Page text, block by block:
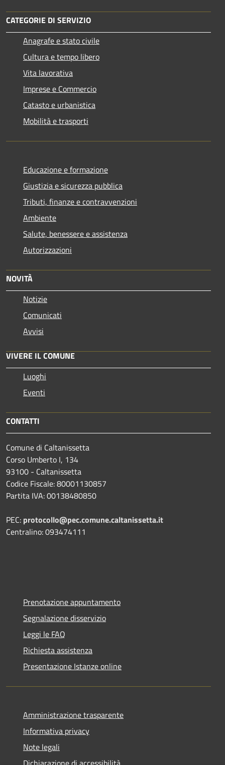
CATEGORIE DI SERVIZIO
Anagrafe e stato civile
Cultura e tempo libero
Vita lavorativa
Imprese e Commercio
Catasto e urbanistica
Mobilità e trasporti
Educazione e formazione
Giustizia e sicurezza pubblica
Tributi, finanze e contravvenzioni
Ambiente
Salute, benessere e assistenza
Autorizzazioni
NOVITÀ
Notizie
Comunicati
Avvisi
VIVERE IL COMUNE
Luoghi
Eventi
CONTATTI
Comune di Caltanissetta
Corso Umberto I, 134
93100 - Caltanissetta
Codice Fiscale: 80001130857
Partita IVA: 00138480850
PEC: protocollo@pec.comune.caltanissetta.it
Centralino: 093474111
Prenotazione appuntamento
Segnalazione disservizio
Leggi le FAQ
Richiesta assistenza
Presentazione Istanze online
Amministrazione trasparente
Informativa privacy
Note legali